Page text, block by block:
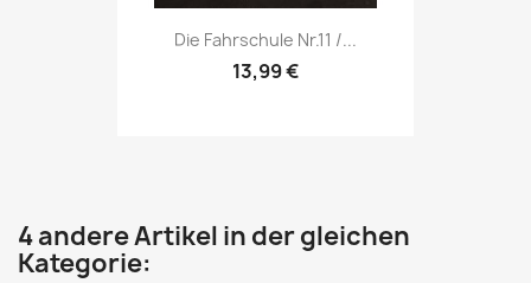
Vorschau
Die Fahrschule Nr.11 /...
13,99 €
4 andere Artikel in der gleichen
Kategorie: